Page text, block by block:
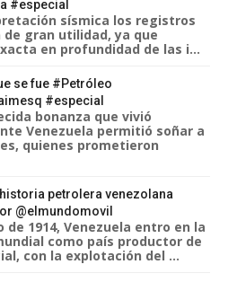
#especial
sísmica los registros
de gran utilidad, ya que
en profundidad de las i...
se fue #Petróleo
#especial
bonanza que vivió
Venezuela permitió soñar a
quienes prometieron
petrolera venezolana
@elmundomovil
de 1914, Venezuela entro en la
como país productor de
con la explotación del ...